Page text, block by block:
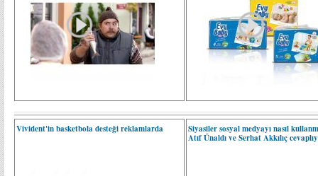
Vivident'in basketbola desteği reklamlarda
Siyasiler sosyal medyayı nasıl
Atıf Ünaldı ve Serhat Akkılıç